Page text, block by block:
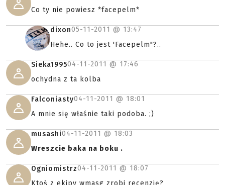
Co ty nie powiesz *facepelm*
dixon05-11-2011 @ 13:47
Hehe.. Co to jest 'Facepelm"?..
Sieka199504-11-2011 @ 17:46
ochydna z ta kolba
Falconiasty04-11-2011 @ 18:01
A mnie się właśnie taki podoba. ;)
musashi04-11-2011 @ 18:03
Wreszcie baka na boku .
Ogniomistrz04-11-2011 @ 18:07
Ktoś z ekipy wmasg zrobi recenzję?